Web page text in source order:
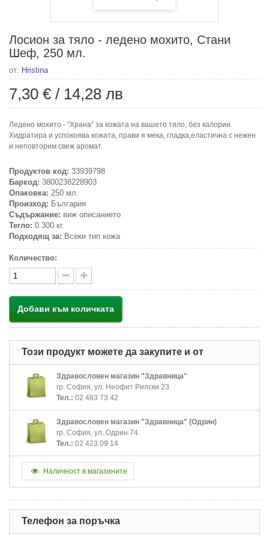
Лосион за тяло - ледено мохито, Стани
Шеф, 250 мл.
от: Hristina
7,30 € / 14,28 лв
Ледено мохито - “Храна” за кожата на вашето тяло, без калории.
Хидратира и успокоява кожата, прави я мека, гладка,еластична с нежен
и неповторим свеж аромат.
Продуктов код: 33939798
Баркод: 3800238228903
Опаковка: 250 мл.
Произход: България
Съдържание: виж описанието
Тегло: 0.300 кг.
Подходящ за: Всеки тип кожа
Количество:
Добави към количката
Този продукт можете да закупите и от
Здравословен магазин "Здравница"
гр. София, ул. Неофит Рилски 23
Тел.: 02 483 73 42
Здравословен магазин "Здравница" (Одрин)
гр. София, ул. Одрин 74
Тел.: 02 423 09 14
Наличност в магазините
Телефон за поръчка